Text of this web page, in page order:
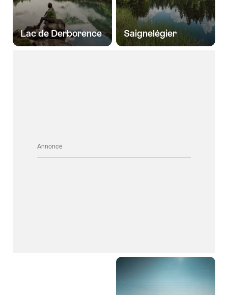
Saignelégier
Lac de Derborence
Annonce